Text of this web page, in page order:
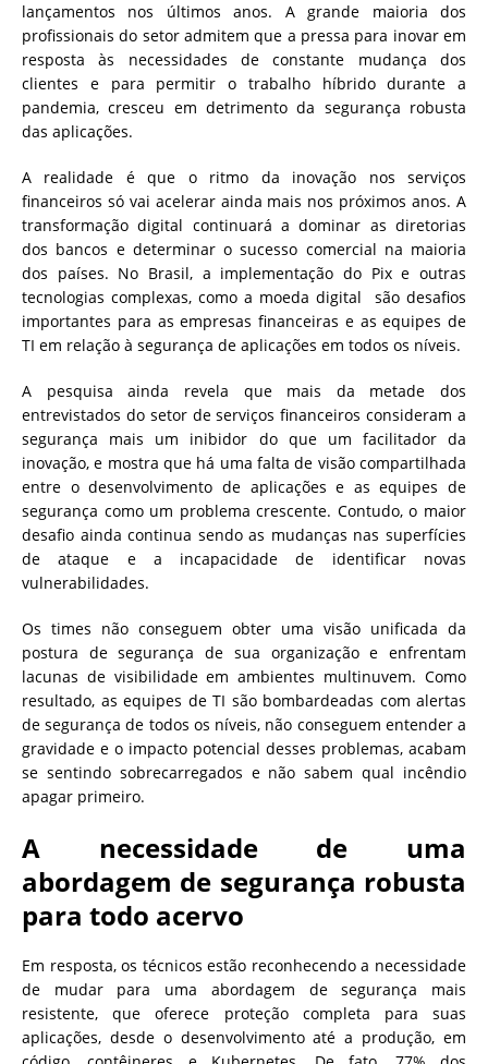
lançamentos nos últimos anos. A grande maioria dos
profissionais do setor admitem que a pressa para inovar em
resposta às necessidades de constante mudança dos
clientes e para permitir o trabalho híbrido durante a
pandemia, cresceu em detrimento da segurança robusta
das aplicações.
A realidade é que o ritmo da inovação nos serviços
financeiros só vai acelerar ainda mais nos próximos anos. A
transformação digital continuará a dominar as diretorias
dos bancos e determinar o sucesso comercial na maioria
dos países. No Brasil, a implementação do Pix e outras
tecnologias complexas, como a moeda digital são desafios
importantes para as empresas financeiras e as equipes de
TI em relação à segurança de aplicações em todos os níveis.
A pesquisa ainda revela que mais da metade dos
entrevistados do setor de serviços financeiros consideram a
segurança mais um inibidor do que um facilitador da
inovação, e mostra que há uma falta de visão compartilhada
entre o desenvolvimento de aplicações e as equipes de
segurança como um problema crescente. Contudo, o maior
desafio ainda continua sendo as mudanças nas superfícies
de ataque e a incapacidade de identificar novas
vulnerabilidades.
Os times não conseguem obter uma visão unificada da
postura de segurança de sua organização e enfrentam
lacunas de visibilidade em ambientes multinuvem. Como
resultado, as equipes de TI são bombardeadas com alertas
de segurança de todos os níveis, não conseguem entender a
gravidade e o impacto potencial desses problemas, acabam
se sentindo sobrecarregados e não sabem qual incêndio
apagar primeiro.
A necessidade de uma
abordagem de segurança robusta
para todo acervo
Em resposta, os técnicos estão reconhecendo a necessidade
de mudar para uma abordagem de segurança mais
resistente, que oferece proteção completa para suas
aplicações, desde o desenvolvimento até a produção, em